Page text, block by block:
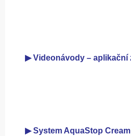
▶ Videonávody – aplikační
▶ System AquaStop